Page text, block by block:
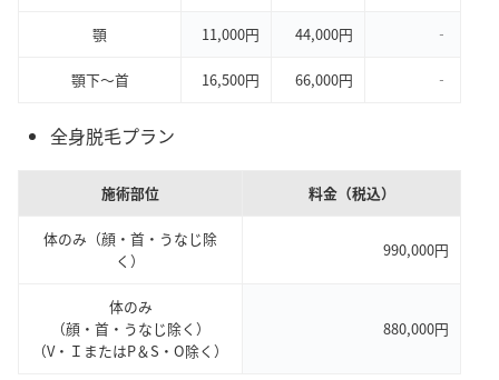
顎 11,000円 44,000円 ‐
顎下〜首 16,500円 66,000円 ‐
全身脱毛プラン
施術部位 料金（税込）
体のみ（顔・首・うなじ除
く）
990,000円
体のみ
（顔・首・うなじ除く）
（V・ＩまたはP＆S・O除く）
880,000円